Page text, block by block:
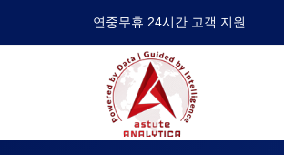
연중무휴 24시간 고객 지원